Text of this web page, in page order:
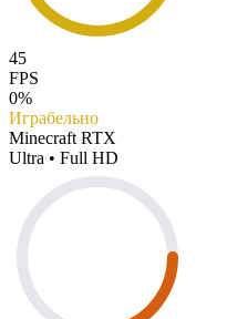
45
FPS
0%
Играбельно
Minecraft RTX
Ultra • Full HD